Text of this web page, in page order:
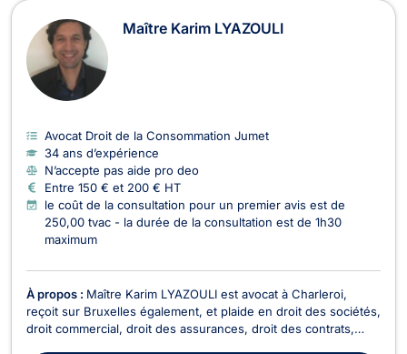
Maître Karim LYAZOULI
Avocat Droit de la Consommation Jumet
34 ans d’expérience
N’accepte pas aide pro deo
Entre 150 € et 200 € HT
le coût de la consultation pour un premier avis est de
250,00 tvac - la durée de la consultation est de 1h30
maximum
À propos : Maître Karim LYAZOULI est avocat à Charleroi,
reçoit sur Bruxelles également, et plaide en droit des sociétés,
droit commercial, droit des assurances, droit des contrats,